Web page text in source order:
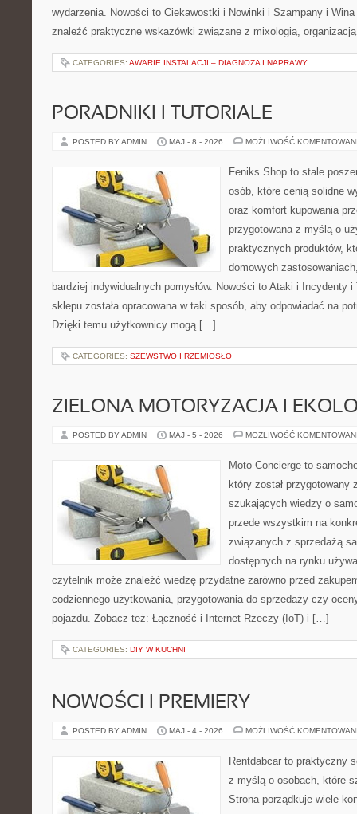
wydarzenia. Nowości to Ciekawostki i Nowinki i Szampany i
znaleźć praktyczne wskazówki związane z mixologią,
CATEGORIES: AWARIE INSTALACJI – DIAGNOZA I NAPRAWY
PORADNIKI I TUTORIALE
POSTED BY ADMIN MAJ - 8 - 2026 MOŻLIWOŚĆ
Feniks Shop to stale
osób, które cenią solidne
oraz komfort kupowania
przygotowana z myślą o
praktycznych produktów,
domowych
bardziej indywidualnych pomysłów. Nowości to Ataki i Incydenty
sklepu została opracowana w taki sposób, aby odpowiadać na
Dzięki temu użytkownicy mogą […]
CATEGORIES: SZEWSTWO I RZEMIOSŁO
ZIELONA MOTORYZACJA I
POSTED BY ADMIN MAJ - 5 - 2026 MOŻLIWOŚĆ
Moto Concierge to
który został przygotowany
szukających wiedzy o
przede wszystkim na
związanych z sprzedażą
dostępnych na rynku
czytelnik może znaleźć wiedzę przydatne zarówno przed
codziennego użytkowania, przygotowania do sprzedaży czy
pojazdu. Zobacz też: Łączność i Internet Rzeczy (IoT) i […]
CATEGORIES: DIY W KUCHNI
NOWOŚCI I PREMIERY
POSTED BY ADMIN MAJ - 4 - 2026 MOŻLIWOŚĆ
Rentdabcar to praktyczny
z myślą o osobach, które
Strona porządkuje wiele